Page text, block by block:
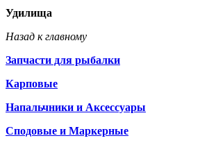
Удилища
Назад к главному
Запчасти для рыбалки
Карповые
Напальчники и Аксессуары
Сподовые и Маркерные